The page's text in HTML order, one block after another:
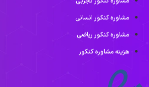
مشاوره کنکور انسانی
مشاوره کنکور ریاضی
هزینه مشاوره کنکور